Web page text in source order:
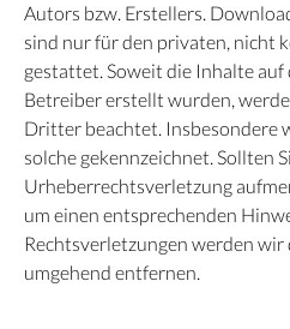
Autors bzw. Erstellers.
sind nur für den privaten, nicht
gestattet. Soweit die Inhalte auf
Betreiber erstellt wurden,
Dritter beachtet. Insbesondere
solche gekennzeichnet. Sollten
Urheberrechtsverletzung
um einen entsprechenden
Rechtsverletzungen werden
umgehend entfernen.